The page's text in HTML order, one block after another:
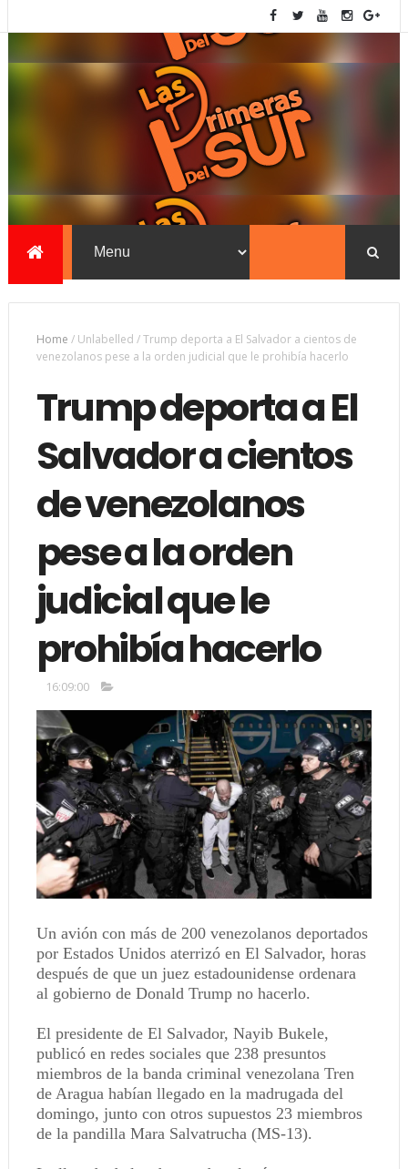
Home /Unlabelled /Trump deporta a El Salvador a cientos de
venezolanos pese a la orden judicial que le prohibía hacerlo
Trump deporta a El
Salvador a cientos
de venezolanos
pese a la orden
judicial que le
prohibía hacerlo
16:09:00
Un avión con más de 200 venezolanos deportados
por Estados Unidos aterrizó en El Salvador, horas
después de que un juez estadounidense ordenara
al gobierno de Donald Trump no hacerlo.
El presidente de El Salvador, Nayib Bukele,
publicó en redes sociales que 238 presuntos
miembros de la banda criminal venezolana Tren
de Aragua habían llegado en la madrugada del
domingo, junto con otros supuestos 23 miembros
de la pandilla Mara Salvatrucha (MS-13).